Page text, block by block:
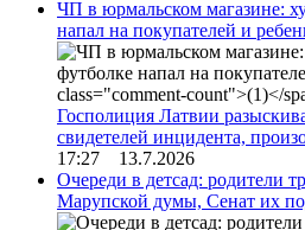
ЧП в юрмальском магазине:
напал на покупателей и
Госполиция Латвии
свидетелей инцидента,
17:27 13.7.2026
Очереди в детсад: родители
Марупской думы, Сенат их